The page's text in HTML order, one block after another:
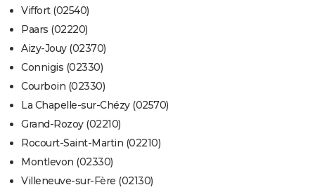
Viffort (02540)
Paars (02220)
Aizy-Jouy (02370)
Connigis (02330)
Courboin (02330)
La Chapelle-sur-Chézy (02570)
Grand-Rozoy (02210)
Rocourt-Saint-Martin (02210)
Montlevon (02330)
Villeneuve-sur-Fère (02130)